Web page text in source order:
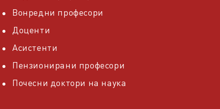
Вонредни професори
Доценти
Асистенти
Пензионирани професори
Почесни доктори на наука